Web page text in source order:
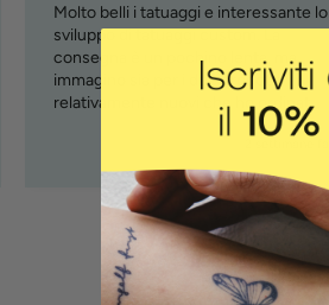
Molto belli i tatuaggi e interessante lo
sviluppo di tatuaggi custom. La
consegna è un pochino lenta, ma
immagino sia per i due prodotti
relativamente nuovi che ho ordinato